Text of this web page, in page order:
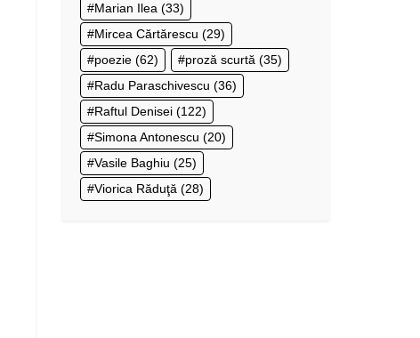
Marian Ilea (33)
Mircea Cărtărescu (29)
poezie (62) proză scurtă (35)
Radu Paraschivescu (36)
Raftul Denisei (122)
Simona Antonescu (20)
Vasile Baghiu (25)
Viorica Răduţă (28)